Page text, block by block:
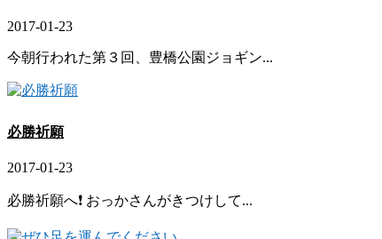
2017-01-23
今朝行われた第３回、豊橋公園ジョギン...
必勝祈願
2017-01-23
必勝祈願へ❗ おっかさんがきつけして...